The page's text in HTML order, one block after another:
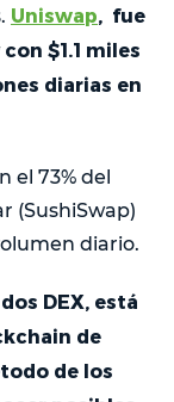
Uniswap, fue
$1.1 miles
diarias en
el 73% del
(SushiSwap)
diario.
DEX, está
de
de los